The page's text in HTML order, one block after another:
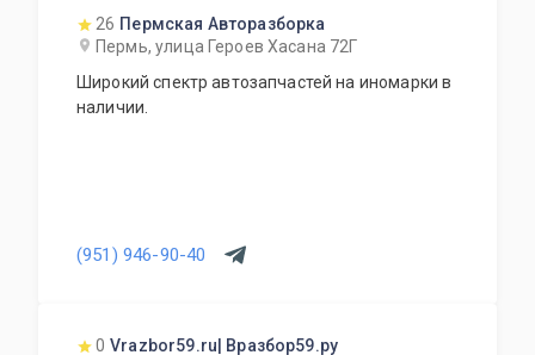
26 Пермская Авторазборка
Пермь, улица Героев Хасана 72Г
Широкий спектр автозапчастей на иномарки в
наличии.
(951) 946-90-40
0 Vrazbor59.ru| Вразбор59.ру